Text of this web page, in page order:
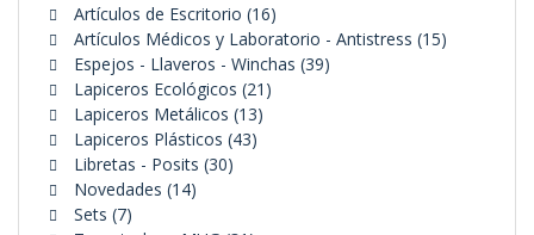
Artículos de Escritorio 1616
productos
Artículos Médicos y Laboratorio - Antistress 1515
Espejos - Llaveros - Winchas 3939
Lapiceros Ecológicos 21 21
Lapiceros Metálicos 1313
Lapiceros Plásticos 4343
Libretas - Posits 3030
Novedades 1414
Sets 77